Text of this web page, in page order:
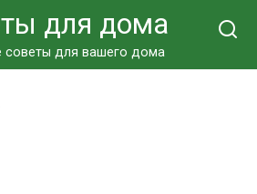
для дома
советы для вашего дома